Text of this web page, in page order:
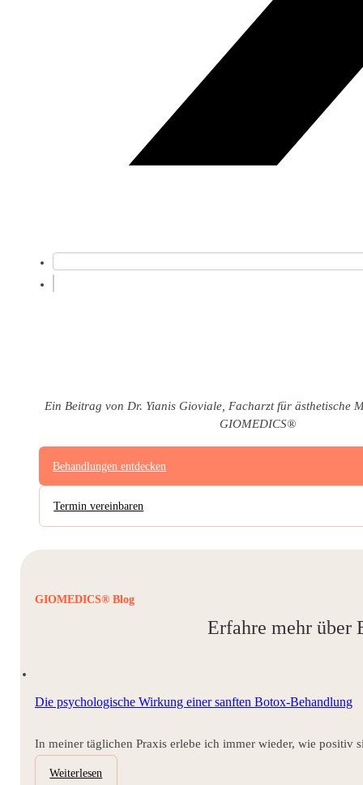
Ein Beitrag von Dr. Yianis Gioviale, Facharzt für ästhetische
GIOMEDICS®
Behandlungen entdecken
Termin vereinbaren
GIOMEDICS® Blog
Erfahre mehr über
Die psychologische Wirkung einer sanften Botox-Behandlung
In meiner täglichen Praxis erlebe ich immer wieder, wie positiv
Weiterlesen